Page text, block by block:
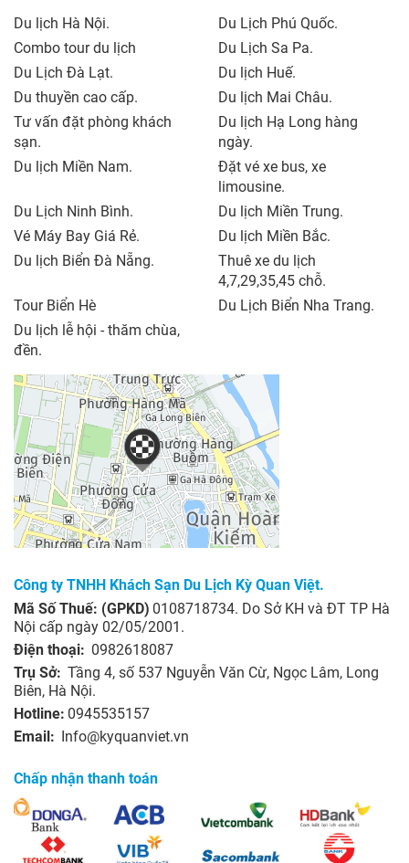
Du lịch Hà Nội.
Du Lịch Phú Quốc.
Combo tour du lịch
Du Lịch Sa Pa.
Du Lịch Đà Lạt.
Du lịch Huế.
Du thuyền cao cấp.
Du lịch Mai Châu.
Tư vấn đặt phòng khách
sạn.
Du lịch Hạ Long hàng
ngày.
Du lịch Miền Nam.
Đặt vé xe bus, xe
limousine.
Du Lịch Ninh Bình.
Du lịch Miền Trung.
Vé Máy Bay Giá Rẻ.
Du lịch Miền Bắc.
Du lịch Biển Đà Nẵng.
Thuê xe du lịch
4,7,29,35,45 chỗ.
Tour Biển Hè
Du Lịch Biển Nha Trang.
Du lịch lễ hội - thăm chùa,
đền.
Công ty TNHH Khách Sạn Du Lịch Kỳ Quan Việt.
Mã Số Thuế: (GPKD) 0108718734. Do Sở KH và ĐT TP Hà
Nội cấp ngày 02/05/2001.
Điện thoại: 0982618087
Trụ Sở: Tầng 4, số 537 Nguyễn Văn Cừ, Ngọc Lâm, Long
Biên, Hà Nội.
Hotline: 0945535157
Email: Info@kyquanviet.vn
Chấp nhận thanh toán